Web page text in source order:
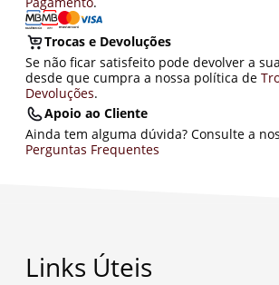
Trocas e Devoluções
Se não ficar satisfeito pode devolver a
desde que cumpra a nossa política de
Devoluções.
Apoio ao Cliente
Ainda tem alguma dúvida? Consulte a
Perguntas Frequentes
Links Úteis